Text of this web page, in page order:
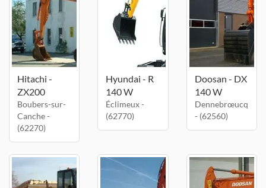
Hitachi -
ZX200
Boubers-sur-
Canche -
(62270)
Hyundai - R
140 W
Éclimeux -
(62770)
Doosan - DX
140 W
Dennebrœucq
- (62560)